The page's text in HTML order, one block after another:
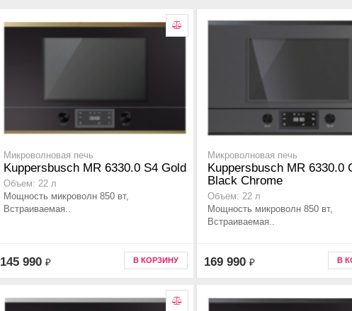
Микроволновая печь
Kuppersbusch MR 6330.0 S4 Gold
Объем: 22 л
Мощность микроволн 850 вт,
Встраиваемая..
145 990 ₽ В КОРЗИНУ
Микроволновая печь
Kuppersbusch MR 6330.0
Black Chrome
Объем: 22 л
Мощность микроволн 850 вт,
Встраиваемая..
169 990 ₽ В